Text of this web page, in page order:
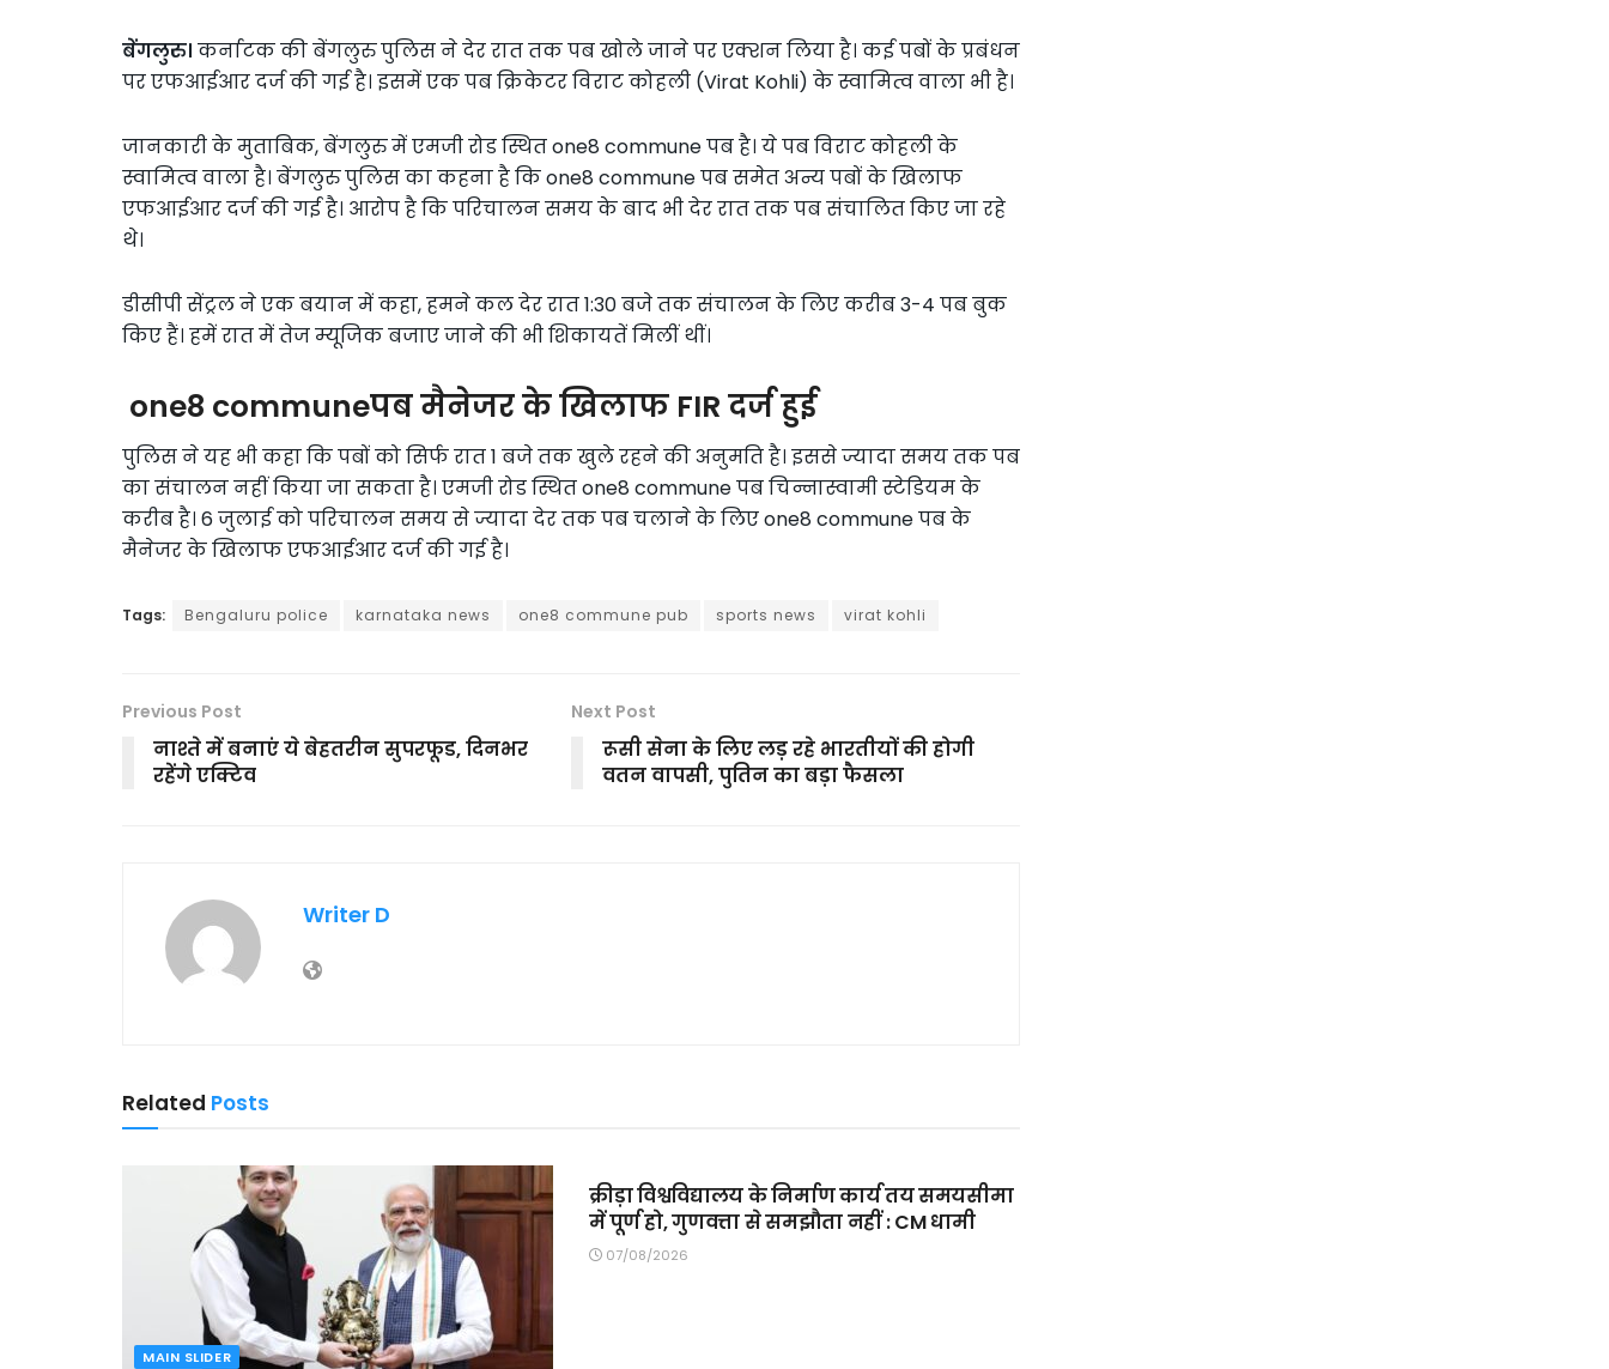
बेंगलुरु। कर्नाटक की बेंगलुरु पुलिस ने देर रात तक पब खोले जाने पर एक्शन लिया है। कई पबों के प्रबंधन
पर एफआईआर दर्ज की गई है। इसमें एक पब क्रिकेटर विराट कोहली (Virat Kohli) के स्वामित्व वाला भी है।
जानकारी के मुताबिक, बेंगलुरु में एमजी रोड स्थित one8 commune पब है। ये पब विराट कोहली के
स्वामित्व वाला है। बेंगलुरु पुलिस का कहना है कि one8 commune पब समेत अन्य पबों के खिलाफ
एफआईआर दर्ज की गई है। आरोप है कि परिचालन समय के बाद भी देर रात तक पब संचालित किए जा रहे
थे।
डीसीपी सेंट्रल ने एक बयान में कहा, हमने कल देर रात 1:30 बजे तक संचालन के लिए करीब 3-4 पब बुक
किए हैं। हमें रात में तेज म्यूजिक बजाए जाने की भी शिकायतें मिलीं थीं।
one8 communeपब मैनेजर के खिलाफ FIR दर्ज हुई
पुलिस ने यह भी कहा कि पबों को सिर्फ रात 1 बजे तक खुले रहने की अनुमति है। इससे ज्यादा समय तक पब
का संचालन नहीं किया जा सकता है। एमजी रोड स्थित one8 commune पब चिन्नास्वामी स्टेडियम के
करीब है। 6 जुलाई को परिचालन समय से ज्यादा देर तक पब चलाने के लिए one8 commune पब के
मैनेजर के खिलाफ एफआईआर दर्ज की गई है।
Tags: Bengaluru police karnataka news one8 commune pub sports news virat kohli
Previous Post
नाश्ते में बनाएं ये बेहतरीन सुपरफूड, दिनभर
रहेंगे एक्टिव
Next Post
रूसी सेना के लिए लड़ रहे भारतीयों की होगी
वतन वापसी, पुतिन का बड़ा फैसला
Writer D
Related Posts
MAIN SLIDER
क्रीड़ा विश्वविद्यालय के निर्माण कार्य तय समयसीमा
में पूर्ण हो, गुणवत्ता से समझौता नहीं : CM धामी
07/08/2026